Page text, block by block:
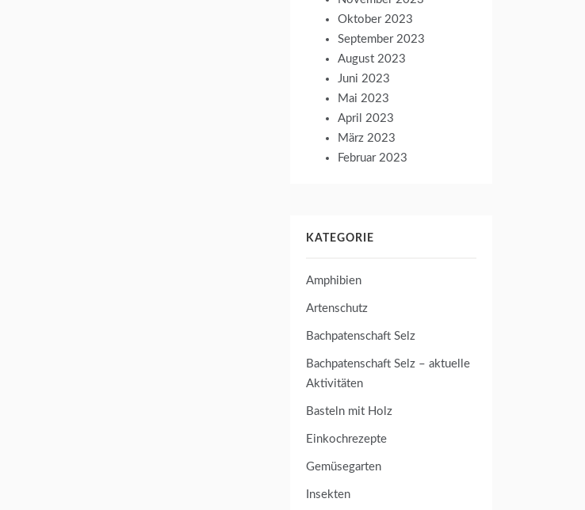
Oktober 2023
September 2023
August 2023
Juni 2023
Mai 2023
April 2023
März 2023
Februar 2023
KATEGORIE
Amphibien
Artenschutz
Bachpatenschaft Selz
Bachpatenschaft Selz – aktuelle
Aktivitäten
Basteln mit Holz
Einkochrezepte
Gemüsegarten
Insekten